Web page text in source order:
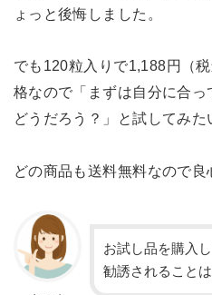
ょっと後悔しました。
でも120粒入りで1,188円（
格なので「まずは自分に合
どうだろう？」と試してみた
どの商品も送料無料なので良
お試し品を購入
勧誘されることは